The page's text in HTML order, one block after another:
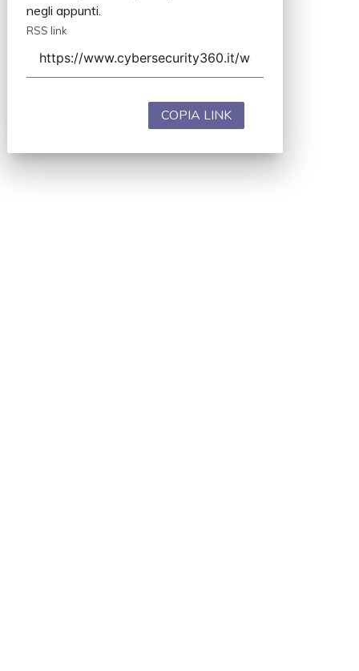
negli appunti.
RSS link
COPIA LINK